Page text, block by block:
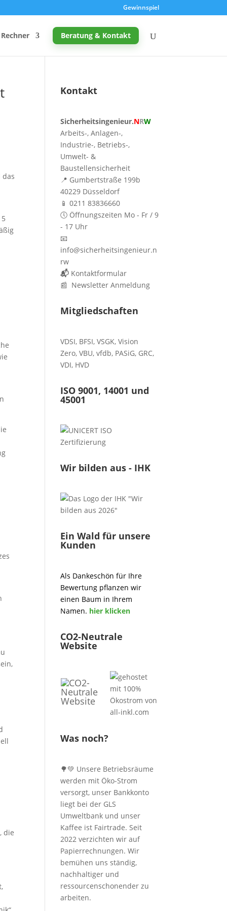
Gewinnspiel
Rechner
Schreibtischhöhe berechnen
Mutterschutz: Frist berechnen
Taupunkt & Schimmelgefahr
Beratung & Kontakt
das
die
Kontakt
Sicherheitsingenieur.NRW
Arbeits-, Anlagen-,
Industrie-, Betriebs-,
Umwelt- &
Baustellensicherheit
📍 Gumbertstraße 199b
40229 Düsseldorf
📱 0211 83836660
🕔 Öffnungszeiten Mo - Fr / 9
- 17 Uhr
📧
info@sicherheitsingenieur.n
rw
📬 Kontaktformular
📰 Newsletter Anmeldung
Mitgliedschaften
VDSI, BFSI,VSGK,Vision
Zero,VBU,vfdb, PASiG, GRC,
VDI, HVD
ISO 9001, 14001 und
45001
Wir bilden aus - IHK
Ein Wald für unsere
Kunden
Als Dankeschön für Ihre
Bewertung pflanzen wir
einen Baum in Ihrem
Namen. hier klicken
CO2-Neutrale
Website
Was noch?
🌳💚 Unsere Betriebsräume
werden mit Öko-Strom
versorgt, unser Bankkonto
liegt bei der GLS
Umweltbank und unser
Kaffee ist Fairtrade. Seit
2022 verzichten wir auf
Papierrechnungen. Wir
bemühen uns ständig,
nachhaltiger und
ressourcenschonender zu
arbeiten.